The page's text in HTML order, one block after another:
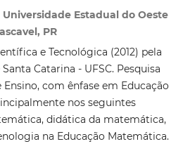
Estadual do Oeste
PR
e Tecnológica (2012) pela
Catarina - UFSC. Pesquisa
Ensino, com ênfase em Educação
nos seguintes
didática da matemática,
na Educação Matemática.